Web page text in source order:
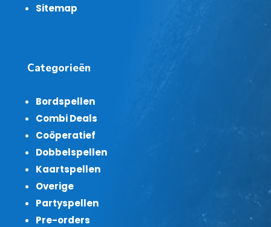
Sitemap
Categorieën
Bordspellen
Combi Deals
Coöperatief
Dobbelspellen
Kaartspellen
Overige
Partyspellen
Pre-orders